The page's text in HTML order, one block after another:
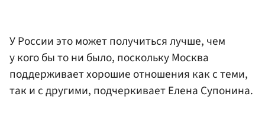
У России это может получиться лучше, чем
у кого бы то ни было, поскольку Москва
поддерживает хорошие отношения как с теми,
так и с другими, подчеркивает Елена Супонина.